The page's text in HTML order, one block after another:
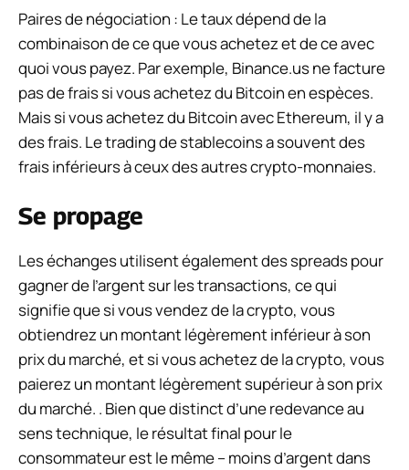
Paires de négociation : Le taux dépend de la
combinaison de ce que vous achetez et de ce avec
quoi vous payez. Par exemple, Binance.us ne facture
pas de frais si vous achetez du Bitcoin en espèces.
Mais si vous achetez du Bitcoin avec Ethereum, il y a
des frais. Le trading de stablecoins a souvent des
frais inférieurs à ceux des autres crypto-monnaies.
Se propage
Les échanges utilisent également des spreads pour
gagner de l’argent sur les transactions, ce qui
signifie que si vous vendez de la crypto, vous
obtiendrez un montant légèrement inférieur à son
prix du marché, et si vous achetez de la crypto, vous
paierez un montant légèrement supérieur à son prix
du marché. . Bien que distinct d’une redevance au
sens technique, le résultat final pour le
consommateur est le même – moins d’argent dans